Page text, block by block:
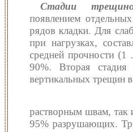
Стадии
появлением
рядов кладки. Для
при нагрузках,
средней прочности
90%. Вторая стадия
вертикальных трещин
растворным швам, так
95% разрушающих.